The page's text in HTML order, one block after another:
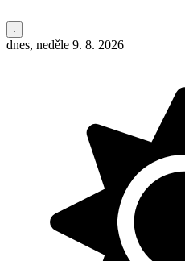
dnes, neděle 9. 8. 2026